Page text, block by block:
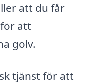
att du får
att
golv.
tjänst för att